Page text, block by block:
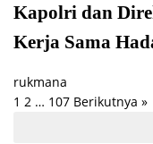
Kapolri dan
Kerja Sama
rukmana
Paginasi
1 2 … 107 Berikutnya »